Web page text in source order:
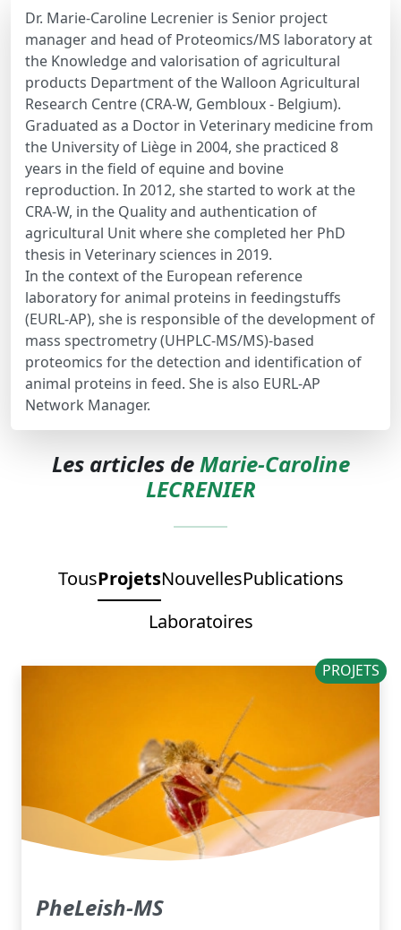
Dr. Marie-Caroline Lecrenier is Senior project
manager and head of Proteomics/MS laboratory at
the Knowledge and valorisation of agricultural
products Department of the Walloon Agricultural
Research Centre (CRA-W, Gembloux - Belgium).
Graduated as a Doctor in Veterinary medicine from
the University of Liège in 2004, she practiced 8
years in the field of equine and bovine
reproduction. In 2012, she started to work at the
CRA-W, in the Quality and authentication of
agricultural Unit where she completed her PhD
thesis in Veterinary sciences in 2019.
In the context of the European reference
laboratory for animal proteins in feedingstuffs
(EURL-AP), she is responsible of the development of
mass spectrometry (UHPLC-MS/MS)-based
proteomics for the detection and identification of
animal proteins in feed. She is also EURL-AP
Network Manager.
Les articles deMarie-Caroline
LECRENIER
TousProjetsNouvellesPublications
Laboratoires
PROJETS
PheLeish-MS